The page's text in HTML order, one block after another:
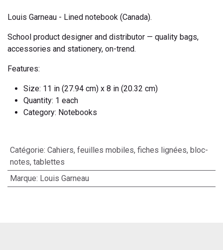
Louis Garneau - Lined notebook (Canada).
School product designer and distributor — quality bags,
accessories and stationery, on-trend.
Features:
Size: 11 in (27.94 cm) x 8 in (20.32 cm)
Quantity: 1 each
Category: Notebooks
Catégorie: Cahiers, feuilles mobiles, fiches lignées, bloc-
notes, tablettes
Marque: Louis Garneau